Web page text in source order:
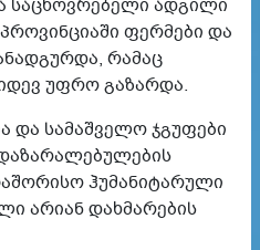
საცხოვრებელი ადგილი
ფერმები და
რამაც
უფრო გაზარდა.
და სამაშველო ჯგუფები
ჰუმანიტარული
არიან დახმარების